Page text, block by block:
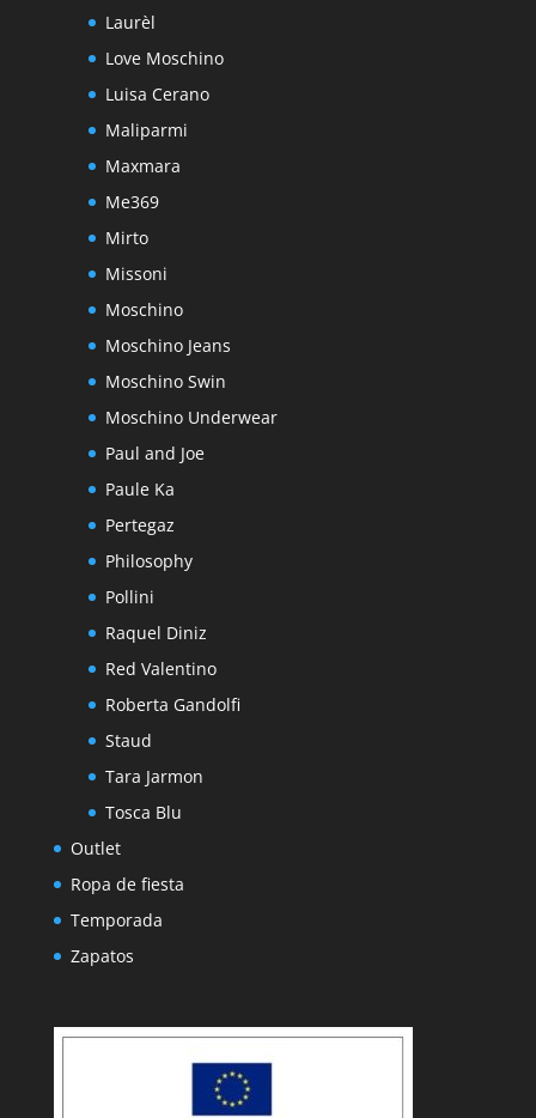
Laurèl
Love Moschino
Luisa Cerano
Maliparmi
Maxmara
Me369
Mirto
Missoni
Moschino
Moschino Jeans
Moschino Swin
Moschino Underwear
Paul and Joe
Paule Ka
Pertegaz
Philosophy
Pollini
Raquel Diniz
Red Valentino
Roberta Gandolfi
Staud
Tara Jarmon
Tosca Blu
Outlet
Ropa de fiesta
Temporada
Zapatos